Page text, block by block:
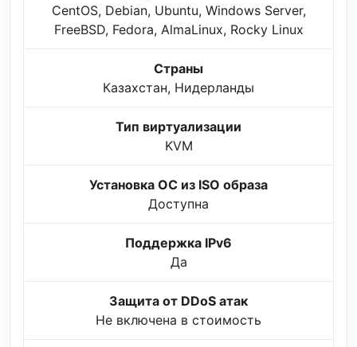
CentOS, Debian, Ubuntu, Windows Server,
FreeBSD, Fedora, AlmaLinux, Rocky Linux
Страны
Казахстан, Нидерланды
Тип виртуализации
KVM
Установка ОС из ISO образа
Доступна
Поддержка IPv6
Да
Защита от DDoS атак
Не включена в стоимость